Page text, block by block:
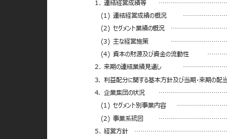
1. 連結経営成績等
(1) 連結経営成績の概況
(2) セグメント業績の概況
(3) 主な経営施策
(4) 資本の財源及び資金の流動性
2. 来期の連結業績見通し
3. 利益配分に関する基本方針及び当期・来期の
4. 企業集団の状況
(1) セグメント別事業内容
(2) 事業系統図
5. 経営方針